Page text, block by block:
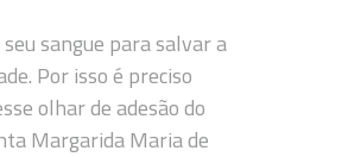
sangue para salvar a
Por isso é preciso
olhar de adesão do
Margarida Maria de